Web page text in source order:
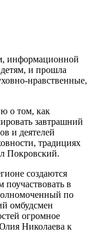
информационной
и прошла
нравственные,
о том, как
завтрашний
и деятелей
традициях
Покровский.
создаются
в
по
омбудсмен
огромное
Николаева к